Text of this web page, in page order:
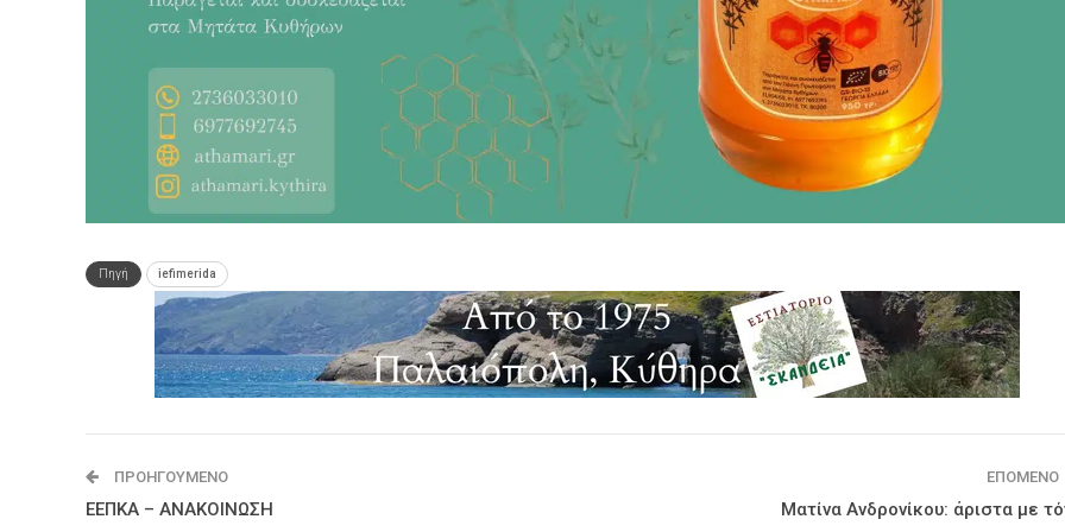
Πηγή iefimerida
ΠΡΟΗΓΟΎΜΕΝΟ
ΕΕΠΚΑ – ΑΝΑΚΟΙΝΩΣΗ
ΕΠΌΜΕΝΟ
Ματίνα Ανδρονίκου: άριστα με